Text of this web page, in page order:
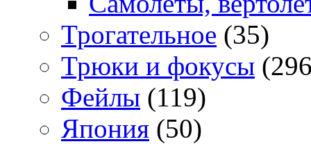
Трогательное (35)
Трюки и фокусы
Фейлы (119)
Япония (50)